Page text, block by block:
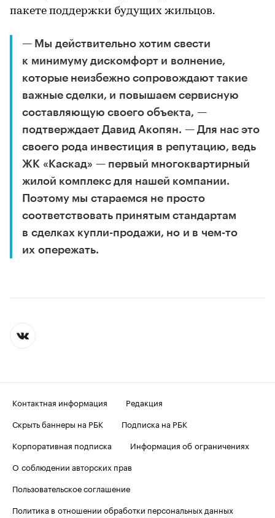
пакете поддержки будущих жильцов.
— Мы действительно хотим свести
к минимуму дискомфорт и волнение,
которые неизбежно сопровождают такие
важные сделки, и повышаем сервисную
составляющую своего объекта, —
подтверждает Давид Акопян. — Для нас это
своего рода инвестиция в репутацию, ведь
ЖК «Каскад» — первый многоквартирный
жилой комплекс для нашей компании.
Поэтому мы стараемся не просто
соответствовать принятым стандартам
в сделках купли-продажи, но и в чем-то
их опережать.
Контактная информация
Редакция
Скрыть баннеры на РБК
Подписка на РБК
Корпоративная подписка
Информация об ограничениях
О соблюдении авторских прав
Пользовательское соглашение
Политика в отношении обработки персональных данных